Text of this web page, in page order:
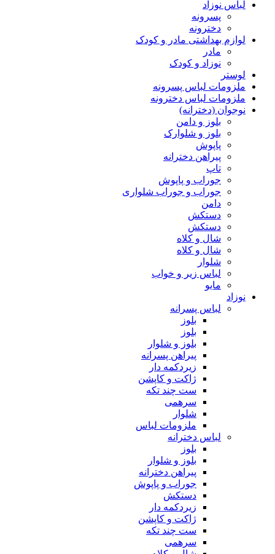
لباس نوزاد
پسرونه
دخترونه
لوازم بهداشتی مادر و کودک
مادر
نوزاد و کودک
لوستر
ملزومات لباس پسرونه
ملزومات لباس دخترونه
نوجوان (دخترانه)
بلوز و دامن
بلوز و شلوارک
پاپوش
پیراهن دخترانه
تاپ
جوراب و پاپوش
جوراب و جوراب شلواری
دامن
دستکش
دستکش
شال و کلاه
شال و کلاه
شلوار
لباس زیر و خواب
مایو
نوزاد
لباس پسرانه
بلوز
بلوز
بلوز و شلوار
پیراهن پسرانه
زیردکمه دار
ژاکت و کاپشن
ست چند تکه
سرهمی
شلوار
ملزومات لباس
لباس دخترانه
بلوز
بلوز و شلوار
پیراهن دخترانه
جوراب و پاپوش
دستکش
زیردکمه دار
ژاکت و کاپشن
ست چند تکه
سرهمی